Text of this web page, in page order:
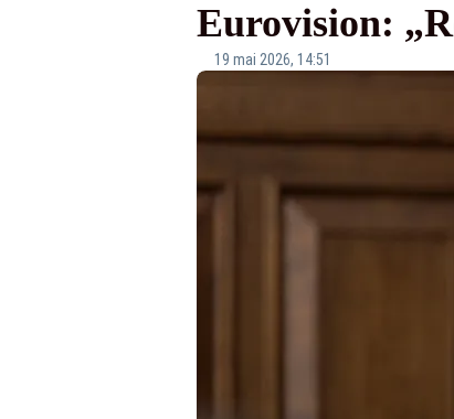
Eurovision:
19 mai 2026, 14:51